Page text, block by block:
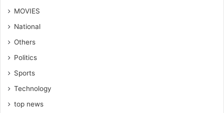
MOVIES
National
Others
Politics
Sports
Technology
top news